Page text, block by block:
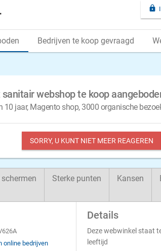
webshop te koop
10 jaar, Magento shop, 3000 organische
SORRY, U KUNT NIET MEER REAGEREN
Sterke punten Kansen
online bedrijven
Details
Deze webwinkel staat
leeftijd

Bedrijven te koop gevraagd